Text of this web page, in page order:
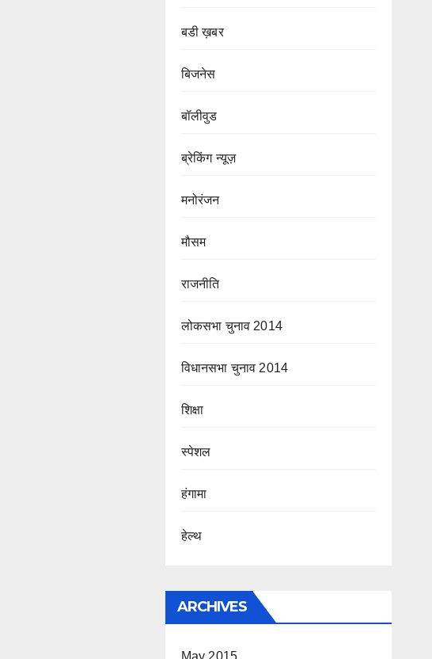
बडी ख़बर
बिजनेस
बॉलीवुड
ब्रेकिंग न्यूज़
मनोरंजन
मौसम
राजनीति
लोकसभा चुनाव 2014
विधानसभा चुनाव 2014
शिक्षा
स्पेशल
हंगामा
हेल्थ
ARCHIVES
May 2015